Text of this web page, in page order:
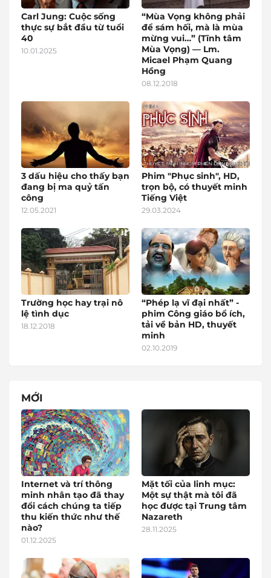
Carl Jung: Cuộc sống
thực sự bắt đầu từ tuổi
40
10.01.2025
“Mùa Vọng không phải
để sám hối, mà là mùa
mừng vui…” (Tĩnh tâm
Mùa Vọng) — Lm.
Micael Phạm Quang
Hồng
08.12.2018
3 dấu hiệu cho thấy bạn
đang bị ma quỷ tấn
công
12.05.2021
Phim "Phục sinh", HD,
trọn bộ, có thuyết minh
Tiếng Việt
29.03.2024
Trường học hay trại nô
lệ tình dục
18.12.2018
“Phép lạ vĩ đại nhất” -
phim Công giáo bổ ích,
tải về bản HD, thuyết
minh
02.10.2019
MỚI
Internet và trí thông
minh nhân tạo đã thay
đổi cách chúng ta tiếp
thu kiến thức như thế
nào?
01.12.2025
Mặt tối của linh mục:
Một sự thật mà tôi đã
học được tại Trung tâm
Nazareth
28.11.2025